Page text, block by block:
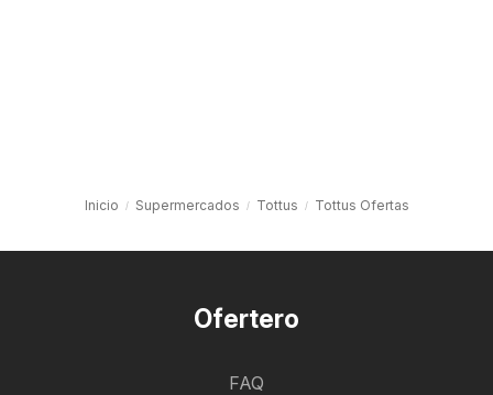
Inicio Supermercados Tottus Tottus Ofertas
Ofertero
FAQ